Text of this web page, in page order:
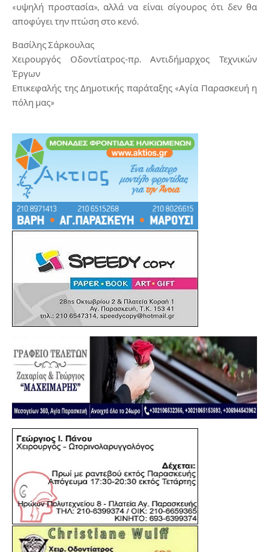
«υψηλή προστασία», αλλά να είναι σίγουρος ότι δεν θα
αποφύγει την πτώση στο κενό.
Βασίλης Σάρκουλας
Χειρουργός Οδοντίατρος-πρ. Αντιδήμαρχος Τεχνικών
Έργων
Επικεφαλής της Δημοτικής παράταξης «Αγία Παρασκευή η
πόλη μας»